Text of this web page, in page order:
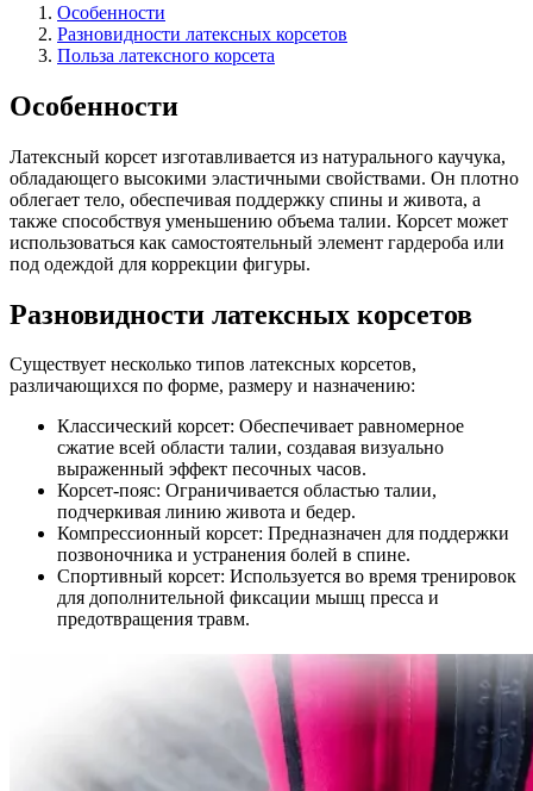
Особенности
Разновидности латексных корсетов
Польза латексного корсета
Особенности
Латексный корсет изготавливается из натурального каучука,
обладающего высокими эластичными свойствами. Он плотно
облегает тело, обеспечивая поддержку спины и живота, а
также способствуя уменьшению объема талии. Корсет может
использоваться как самостоятельный элемент гардероба или
под одеждой для коррекции фигуры.
Разновидности латексных корсетов
Существует несколько типов латексных корсетов,
различающихся по форме, размеру и назначению:
Классический корсет: Обеспечивает равномерное
сжатие всей области талии, создавая визуально
выраженный эффект песочных часов.
Корсет-пояс: Ограничивается областью талии,
подчеркивая линию живота и бедер.
Компрессионный корсет: Предназначен для поддержки
позвоночника и устранения болей в спине.
Спортивный корсет: Используется во время тренировок
для дополнительной фиксации мышц пресса и
предотвращения травм.